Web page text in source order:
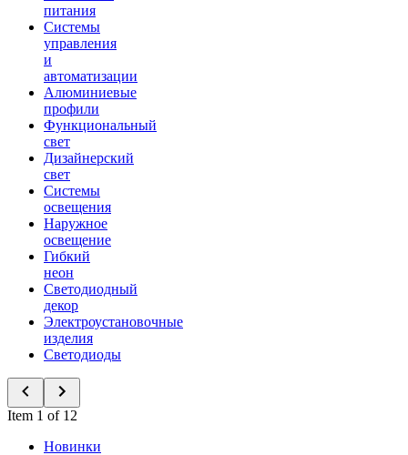
питания
Системы
управления
и
автоматизации
Алюминиевые
профили
Функциональный
свет
Дизайнерский
свет
Системы
освещения
Наружное
освещение
Гибкий
неон
Светодиодный
декор
Электроустановочные
изделия
Светодиоды
Item 1 of 12
Новинки